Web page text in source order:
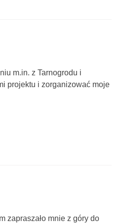
m.in. z Tarnogrodu i
projektu i zorganizować moje
zapraszało mnie z góry do